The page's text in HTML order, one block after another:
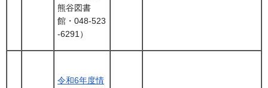
熊谷図書
館・048-523
-6291）
令和6年度情